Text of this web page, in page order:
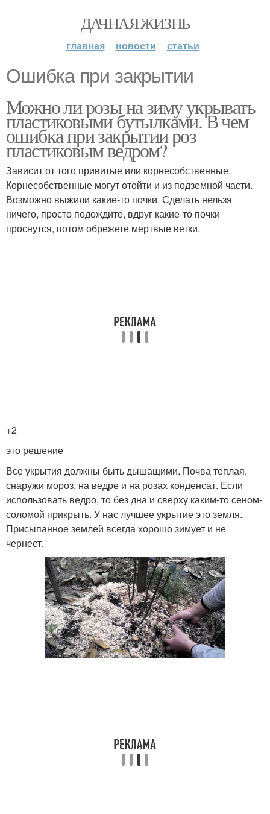
ДАЧНАЯ ЖИЗНЬ
главная новости статьи
Ошибка при закрытии
Можно ли розы на зиму укрывать
пластиковыми бутылками. В чем
ошибка при закрытии роз
пластиковым ведром?
Зависит от того привитые или корнесобственные.
Корнесобственные могут отойти и из подземной части.
Возможно выжили какие-то почки. Сделать нельзя
ничего, просто подождите, вдруг какие-то почки
проснутся, потом обрежете мертвые ветки.
+2
это решение
Все укрытия должны быть дышащими. Почва теплая,
снаружи мороз, на ведре и на розах конденсат. Если
использовать ведро, то без дна и сверху каким-то сеном-
соломой прикрыть. У нас лучшее укрытие это земля.
Присыпанное землей всегда хорошо зимует и не
чернеет.